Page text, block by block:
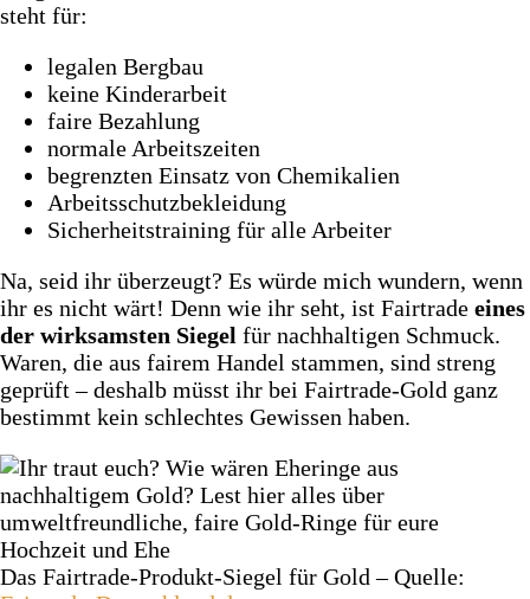
steht für:
legalen Bergbau
keine Kinderarbeit
faire Bezahlung
normale Arbeitszeiten
begrenzten Einsatz von Chemikalien
Arbeitsschutzbekleidung
Sicherheitstraining für alle Arbeiter
Na, seid ihr überzeugt? Es würde mich wundern, wenn
ihr es nicht wärt! Denn wie ihr seht, ist Fairtrade eines
der wirksamsten Siegel für nachhaltigen Schmuck.
Waren, die aus fairem Handel stammen, sind streng
geprüft – deshalb müsst ihr bei Fairtrade-Gold ganz
bestimmt kein schlechtes Gewissen haben.
Das Fairtrade-Produkt-Siegel für Gold – Quelle: